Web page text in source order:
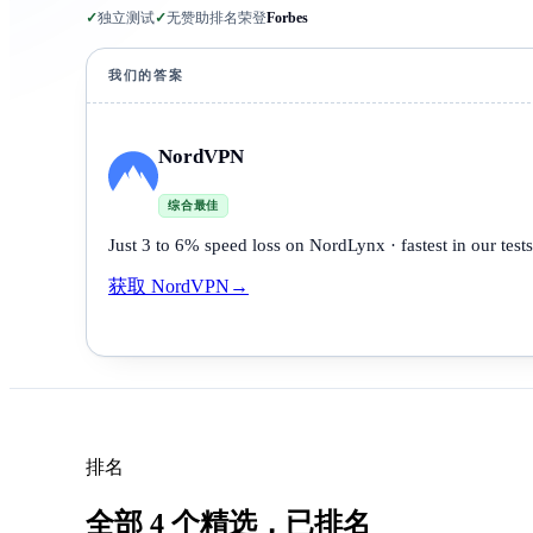
✓独立测试✓无赞助排名荣登Forbes
我们的答案
NordVPN
综合最佳
Just 3 to 6% speed loss on NordLynx · fastest in our
获取 NordVPN →
排名
全部 4 个精选，已排名